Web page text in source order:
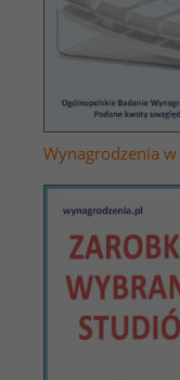
Wynagrodzenia